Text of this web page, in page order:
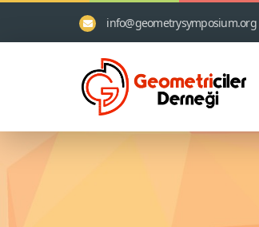
info@geometrysymposium.org